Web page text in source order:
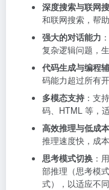
深度搜索与联网
和联网搜索，帮
强大的对话能力
复杂逻辑问题，
代码生成与编程
码能力超过所有
多模态支持 ：支
码、HTML 等，
高效推理与低成本
推理速度快，成
思考模式切换 ：
部推理（思考模
式），以适应不同